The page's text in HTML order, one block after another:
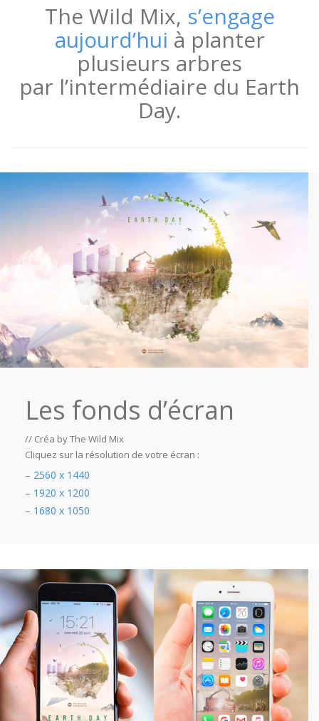
The Wild Mix, s’engage
aujourd’hui à planter
plusieurs arbres
par l’intermédiaire du Earth
Day.
Les fonds d’écran
// Créa by The Wild Mix
Cliquez sur la résolution de votre écran :
– 2560 x 1440
– 1920 x 1200
– 1680 x 1050